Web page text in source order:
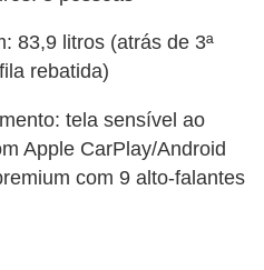
83,9 litros (atrás de 3ª
rebatida)
tela sensível ao
Apple CarPlay/Android
com 9 alto-falantes